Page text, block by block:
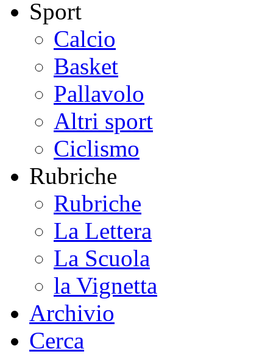
Sport
Calcio
Basket
Pallavolo
Altri sport
Ciclismo
Rubriche
Rubriche
La Lettera
La Scuola
la Vignetta
Archivio
Cerca